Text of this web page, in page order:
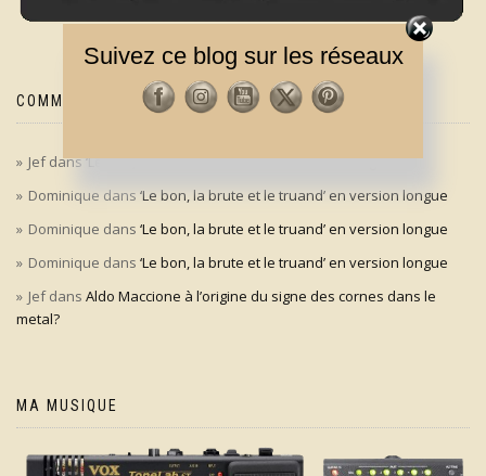
COMMENTAIRES RÉCENTS
Jefdans‘Le bon, la brute et le truand’ en version longue
Dominique dans ‘Le bon, la brute et le truand’ en version longue
Dominique dans ‘Le bon, la brute et le truand’ en version longue
Dominique dans ‘Le bon, la brute et le truand’ en version longue
Jefdans Aldo Maccione à l’origine du signe des cornes dans le
metal?
MA MUSIQUE
Suivez ce blog sur les réseaux